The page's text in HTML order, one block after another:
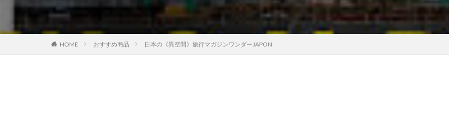
HOME おすすめ商品 日本の《異空間》旅行マガジンワンダーJAPON